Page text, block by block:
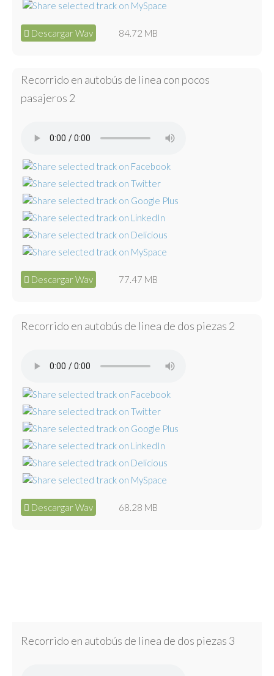
Descargar Wav 84.72 MB
Recorrido en autobús de linea con pocos
pasajeros 2
Descargar Wav 77.47 MB
Recorrido en autobús de linea de dos piezas 2
Descargar Wav 68.28 MB
Recorrido en autobús de linea de dos piezas 3